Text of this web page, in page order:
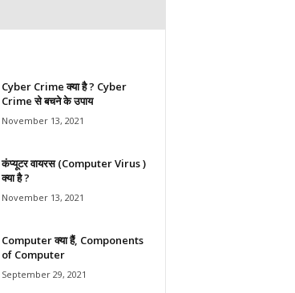
Cyber Crime क्या है ? Cyber
Crime से बचने के उपाय
November 13, 2021
कंप्यूटर वायरस (Computer Virus )
क्या है ?
November 13, 2021
Computer क्या हैं, Components
of Computer
September 29, 2021